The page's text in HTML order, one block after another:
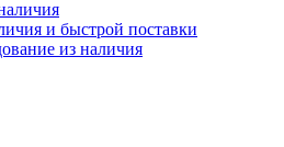
и быстрой поставки